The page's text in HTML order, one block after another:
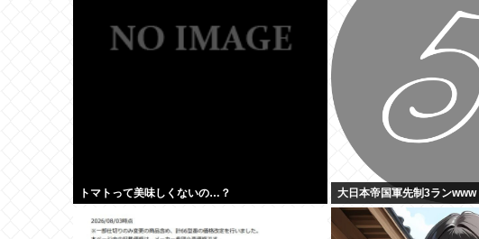
トマトって美味しくないの…？ 大日本帝国軍先制3ランwww